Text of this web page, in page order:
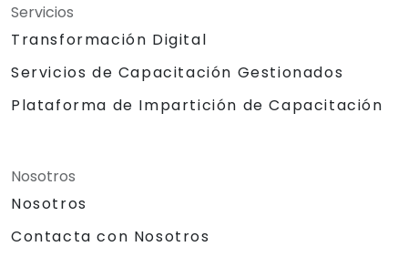
Servicios
Transformación Digital
Servicios de Capacitación Gestionados
Plataforma de Impartición de Capacitación
Nosotros
Nosotros
Contacta con Nosotros